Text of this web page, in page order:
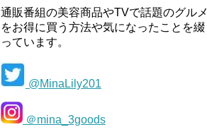
通販番組の美容商品やTVで話題のグルメ
をお得に買う方法や気になったことを綴
っています。
@MinaLily201
＠mina_3goods